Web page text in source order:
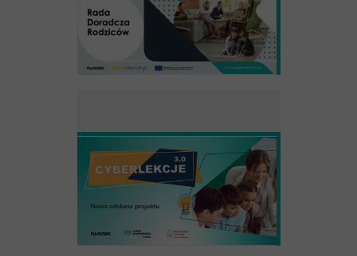
BEZPIECZNE WAKACJE 2023
CYBERREPETYTORIUM
SŁOWA Z SIECI NASZYCH DZIECI
Webinaria
Webinary CEDMO
Cykl webinarów - Gadanie o internecie